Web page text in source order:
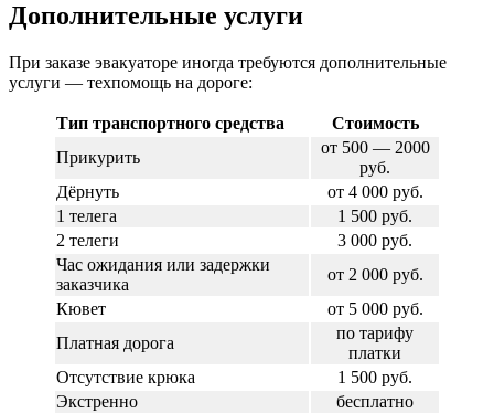
Дополнительные услуги
При заказе эвакуаторе иногда требуются дополнительные
услуги — техпомощь на дороге:
Тип транспортного средства
Стоимость
Прикурить
от 500 — 2000
руб.
Дёрнуть
от 4 000 руб.
1 телега
1 500 руб.
2 телеги
3 000 руб.
Час ожидания или задержки
заказчика
от 2 000 руб.
Кювет
от 5 000 руб.
Платная дорога
по тарифу
платки
Отсутствие крюка
1 500 руб.
Экстренно
бесплатно